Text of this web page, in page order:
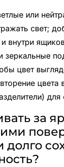
или
свет;
внутри
зеркальные
цвет
цвета
для
за
долго